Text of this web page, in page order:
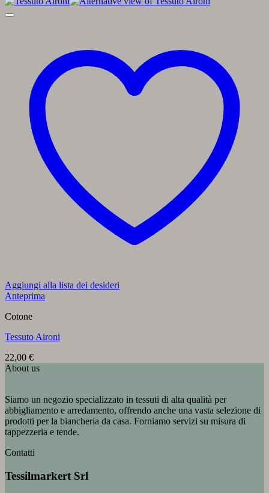
Aggiungi alla lista dei desideri
Anteprima
Cotone
Tessuto Aironi
22,00 €
About us
Siamo un negozio specializzato in tessuti di alta qualità per
abbigliamento e arredamento, offrendo anche una vasta selezione di
prodotti per la biancheria da casa. Forniamo servizi su misura di
tappezzeria e tende.
Contatti
Tessilmarkert Srl